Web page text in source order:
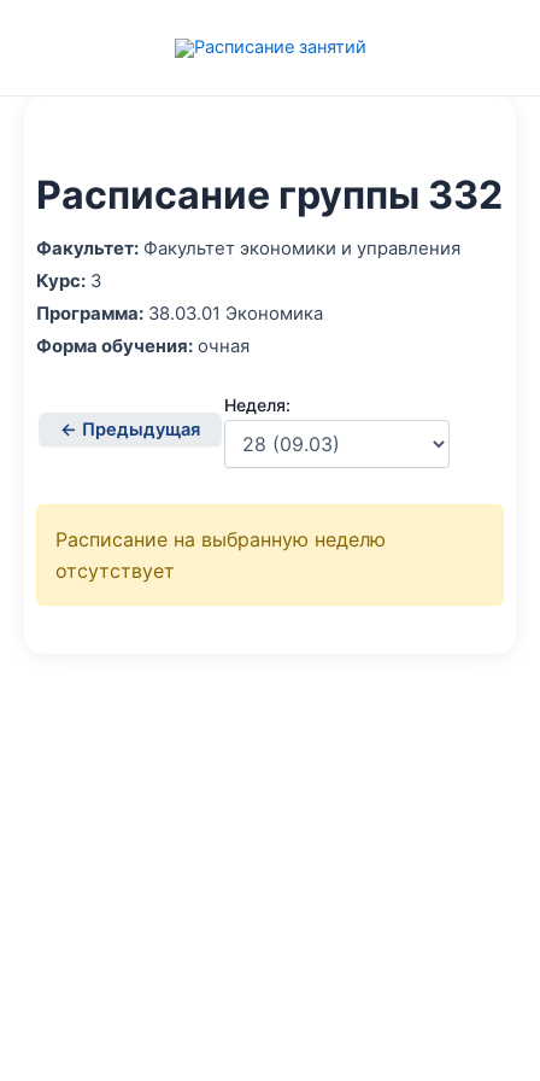
Расписание группы 332
Факультет: Факультет экономики и управления
Курс: 3
Программа: 38.03.01 Экономика
Форма обучения: очная
← Предыдущая
Неделя:
Расписание на выбранную неделю
отсутствует